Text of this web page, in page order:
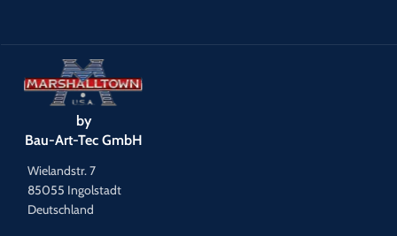
by
Bau-Art-Tec GmbH
Wielandstr. 7
85055 Ingolstadt
Deutschland